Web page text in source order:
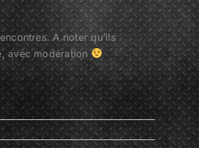
A noter qu’ils
avec modération